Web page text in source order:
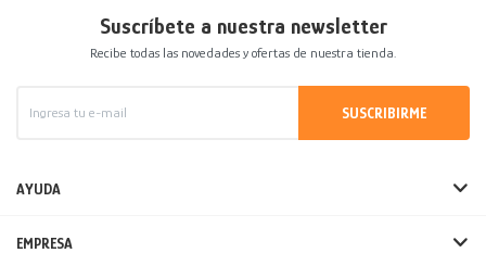
Suscríbete a nuestra newsletter
Recibe todas las novedades y ofertas de nuestra tienda.
SUSCRIBIRME
AYUDA
EMPRESA